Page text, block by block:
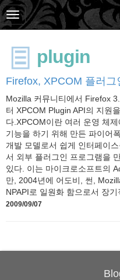
plugin
Firefox, XPCOM 플러그
Mozilla 커뮤니티에서 Firefox
터 XPCOM Plugin API의 지원
다.XPCOM이란 여러 운영 체
기능을 하기 위해 만든 파이어
개발 모델로서 쉽게 인터페이
서 외부 플러그인 프로그램을
있다. 이는 마이크로소프트의
만, 2004년에 어도비, 썬,
NPAPI로 일원화 함으로서 장기
2009/09/07